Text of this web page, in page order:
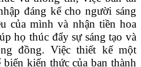
đáng kể cho người sáng
của mình và nhận tiền hoa
họ thúc đẩy sự sáng tạo và
đồng. Việc thiết kế một
kiến thức của bạn thành